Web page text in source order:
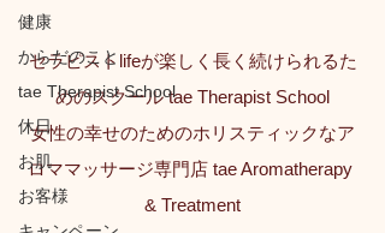
健康
からだのこと
tae Therapist School
休日
お肌
お客様
セラピストlifeが楽しく長く続けられるた
めのスクール tae Therapist School
女性の幸せのためのホリスティックなア
ロママッサージ専門店 tae Aromatherapy
& Treatment